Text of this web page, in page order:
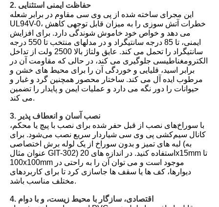
2. حفاظت ایمنی استثنایی
این مجرای ساخته شده از پی وی سی مقاوم در برابر شعله
UL94V-0، خطرات آتش سوزی را به میزان قابل توجهی کاهش
می دهد و خواص خود خاموش شوندگی دارد. برای افزایش
ایمنی، تا 85 درجه سانتیگراد و در مدلهای منتخب تا 550 درجه
سانتیگراد را تحمل می کند. عایق ولتاژ بالا 2500 ولت از تداخل
الکترومغناطیسی جلوگیری می کند، در حالی که مقاومت آن در
برابر اسید، قلیایی و خوردگی آن را برای محیط های خشن و
مرطوب ایده آل می کند. ساختار محصور همچنین گرد و غبار و
حیوانات را دور نگه می دارد و عملیات ایمن و پایدار را تضمین
می کند.
3. نصب آسان و انعطاف پذیر
با سوراخ‌های نصب از قبل حفر شده برای نصب با پیچ یا محکم،
کانال سیم‌کشی پی وی سی شیاردار سریع نصب می‌شود. برای
لبه های تمیز و بدون سوراخ از یک لوله برش اختصاصی (به
عنوان مثال GIT-302) استفاده کنید. در اندازه های 20x15mm تا
100x100mm موجود است و می توان آن را به راحتی در
دیوارها، کف ها یا سقف ها جاسازی کرد تا برای کاربردهای
مختلف مناسب باشد.
4. اقتصادی، سازگار با محیط زیست، و با دوام